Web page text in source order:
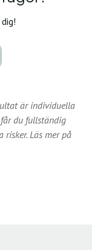
är individuella
du fullständig
Läs mer på